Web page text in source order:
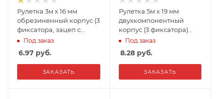
Рулетка 3м х 16 мм
обрезиненный корпус (3
фиксатора, зацеп с
магнитом) AVS
MT3016RM
Под заказ
6.97 руб.
ЗАКАЗАТЬ
Рулетка 5м х 19 мм
двухкомпонентный
корпус (3 фиксатора)
AVS MT5019R
Под заказ
8.28руб.
ЗАКАЗАТЬ